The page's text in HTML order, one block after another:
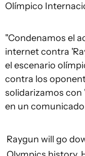
Olímpico
"Condenamos el
internet contra
el escenario
contra los
solidarizamos con
en un
Raygun will go